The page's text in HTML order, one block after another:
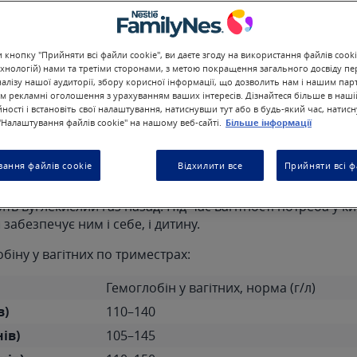
підхід завжди комплексний: препарати заліза,
гемоглобін і яка його роль
білок у складі еритроцитів, який переносить кисень
вуглекислий газ назад. Під час вагітності потреба у
ним і себе, і дитину.
у вагітних по триместрах:
Гемоглобін у вагітних, норма (г/л)
110–140
105–145
"Прийняти всі файли cookie", ви даєте згоду на використання файлів
нами та третіми сторонами, з метою покращення загального досвіду
нашої аудиторії, збору корисної інформації, що дозволить нам і нашим
рекламні оголошення з урахуванням ваших інтересів. Дізнайтеся більше в
і встановіть свої налаштування, натиснувши тут або в будь-який час,
файлів cookie" на нашому веб-сайті. Більше інформації
файлів cookie Відхилити все Прийняти всі